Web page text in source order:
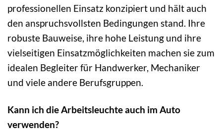
professionellen Einsatz konzipiert und hält auch
den anspruchsvollsten Bedingungen stand. Ihre
robuste Bauweise, ihre hohe Leistung und ihre
vielseitigen Einsatzmöglichkeiten machen sie zum
idealen Begleiter für Handwerker, Mechaniker
und viele andere Berufsgruppen.
Kann ich die Arbeitsleuchte auch im Auto
verwenden?